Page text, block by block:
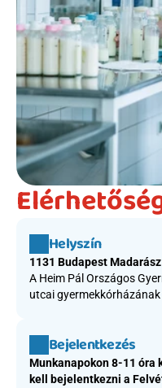
Helyszín
1131 Budapest
A Heim Pál Országos
utcai
Bejelentkezés
Munkanapokon 8-11 óra
kell bejelentkezni a